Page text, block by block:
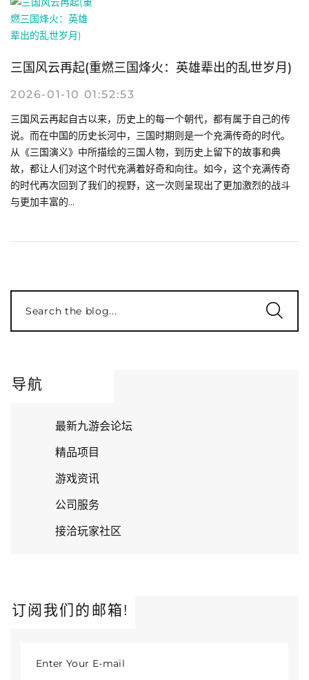
三国风云再起(重燃三国烽火：英雄辈出的乱世岁月)
2026-01-10 01:52:53
三国风云再起自古以来，历史上的每一个朝代，都有属于自己的传
说。而在中国的历史长河中，三国时期则是一个充满传奇的时代。
从《三国演义》中所描绘的三国人物，到历史上留下的故事和典
故，都让人们对这个时代充满着好奇和向往。如今，这个充满传奇
的时代再次回到了我们的视野，这一次则呈现出了更加激烈的战斗
与更加丰富的...
Search the blog...
导航
最新九游会论坛
精品项目
游戏资讯
公司服务
接洽玩家社区
订阅我们的邮箱!
Enter Your E-mail